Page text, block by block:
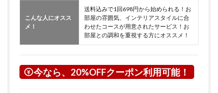
こんな人にオスス
メ！
送料込みで1回698円から始められる！お
部屋の雰囲気、インテリアスタイルに合
わせたコースが用意されたサービス！お
部屋との調和を重視する方にオススメ！
今なら、20%OFFクーポン利用可能！